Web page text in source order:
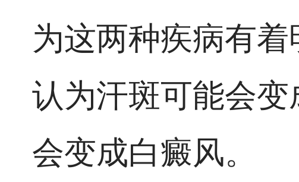
为这两种疾病有
认为汗斑可能会
会变成白癜风。